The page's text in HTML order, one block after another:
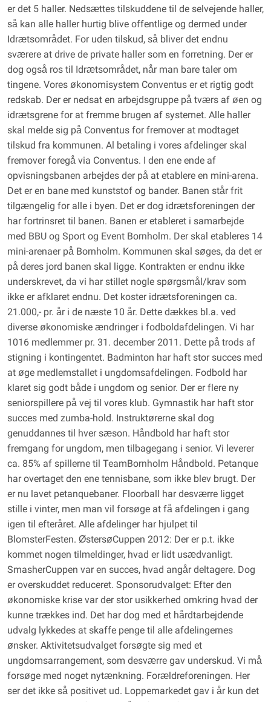
er det 5 haller. Nedsættes tilskuddene til de selvejende haller,
så kan alle haller hurtig blive offentlige og dermed under
Idrætsområdet. For uden tilskud, så bliver det endnu
sværere at drive de private haller som en forretning. Der er
dog også ros til Idrætsområdet, når man bare taler om
tingene. Vores økonomisystem Conventus er et rigtig godt
redskab. Der er nedsat en arbejdsgruppe på tværs af øen og
idrætsgrene for at fremme brugen af systemet. Alle haller
skal melde sig på Conventus for fremover at modtaget
tilskud fra kommunen. Al betaling i vores afdelinger skal
fremover foregå via Conventus. I den ene ende af
opvisningsbanen arbejdes der på at etablere en mini-arena.
Det er en bane med kunststof og bander. Banen står frit
tilgængelig for alle i byen. Det er dog idrætsforeningen der
har fortrinsret til banen. Banen er etableret i samarbejde
med BBU og Sport og Event Bornholm. Der skal etableres 14
mini-arenaer på Bornholm. Kommunen skal søges, da det er
på deres jord banen skal ligge. Kontrakten er endnu ikke
underskrevet, da vi har stillet nogle spørgsmål/krav som
ikke er afklaret endnu. Det koster idrætsforeningen ca.
21.000,- pr. år i de næste 10 år. Dette dækkes bl.a. ved
diverse økonomiske ændringer i fodboldafdelingen. Vi har
1016 medlemmer pr. 31. december 2011. Dette på trods af
stigning i kontingentet. Badminton har haft stor succes med
at øge medlemstallet i ungdomsafdelingen. Fodbold har
klaret sig godt både i ungdom og senior. Der er flere ny
seniorspillere på vej til vores klub. Gymnastik har haft stor
succes med zumba-hold. Instruktørerne skal dog
genuddannes til hver sæson. Håndbold har haft stor
fremgang for ungdom, men tilbagegang i senior. Vi leverer
ca. 85% af spillerne til TeamBornholm Håndbold. Petanque
har overtaget den ene tennisbane, som ikke blev brugt. Der
er nu lavet petanquebaner. Floorball har desværre ligget
stille i vinter, men man vil forsøge at få afdelingen i gang
igen til efteråret. Alle afdelinger har hjulpet til
BlomsterFesten. ØstersøCuppen 2012: Der er p.t. ikke
kommet nogen tilmeldinger, hvad er lidt usædvanligt.
SmasherCuppen var en succes, hvad angår deltagere. Dog
er overskuddet reduceret. Sponsorudvalget: Efter den
økonomiske krise var der stor usikkerhed omkring hvad der
kunne trækkes ind. Det har dog med et hårdtarbejdende
udvalg lykkedes at skaffe penge til alle afdelingernes
ønsker. Aktivitetsudvalget forsøgte sig med et
ungdomsarrangement, som desværre gav underskud. Vi må
forsøge med noget nytænkning. Forældreforeningen. Her
ser det ikke så positivet ud. Loppemarkedet gav i år kun det